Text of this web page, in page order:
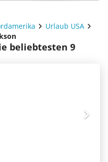
Urlaub USA
beliebtesten 9